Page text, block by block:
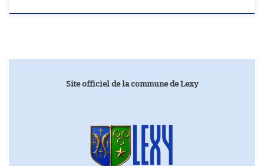
Site officiel de la commune de Lexy